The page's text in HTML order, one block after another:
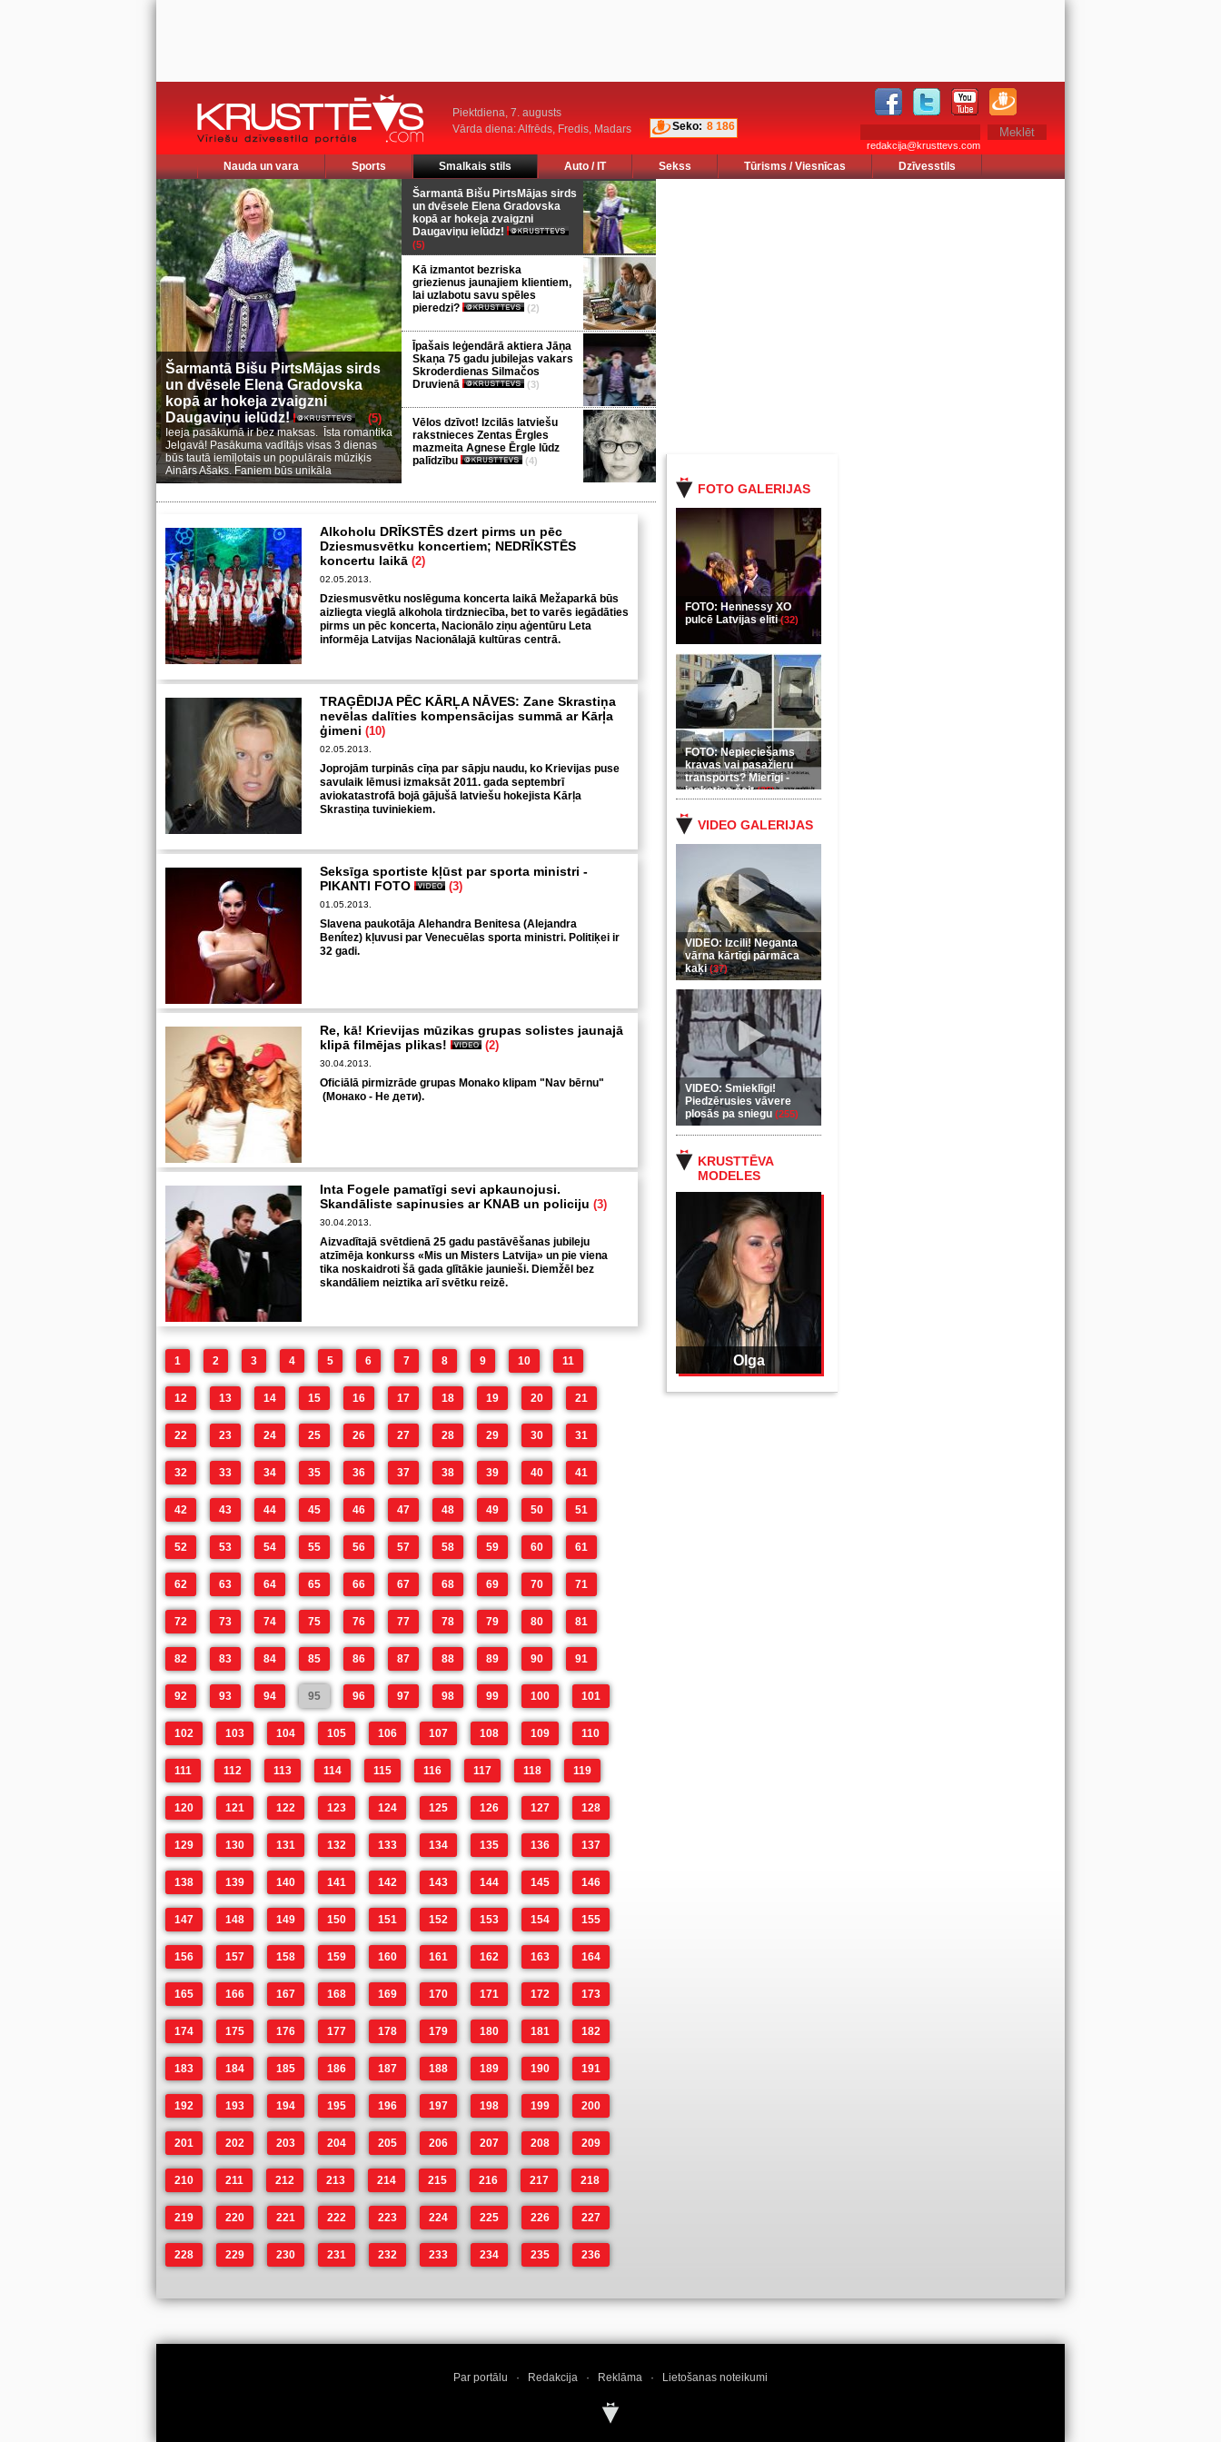
Piektdiena, 7. augusts
Vārda diena: Alfrēds, Fredis, Madars
Seko: 8 186
redakcija@krusttevs.com
Nauda un vara Sports Smalkais stils Auto / IT Sekss Tūrisms / Viesnīcas Dzīvesstils
FOTO GALERIJAS
FOTO: Hennessy XO
pulcē Latvijas eliti(32)
FOTO: Nepieciešams
kravas vai pasažieru
transports? Mierīgi -
ieskaties šeit(35)
VIDEO GALERIJAS
VIDEO: Izcili! Neganta
vārna kārtīgi pārmāca
kaķi(37)
VIDEO: Smieklīgi!
Piedzērusies vāvere
plosās pa sniegu (255)
KRUSTTĒVA
MODELES
Olga
Šarmantā Bišu PirtsMājas sirds
un dvēsele Elena Gradovska
kopā ar hokeja zvaigzni
Daugaviņu ielūdz!
(5)
Ieeja pasākumā ir bez maksas. Īsta romantika
Jelgavā! Pasākuma vadītājs visas 3 dienas
būs tautā iemīļotais un populārais mūziķis
Ainārs Ašaks. Faniem būs unikāla
Šarmantā Bišu PirtsMājas sirds
un dvēsele Elena Gradovska
kopā ar hokeja zvaigzni
Daugaviņu ielūdz!
(5)
Kā izmantot bezriska
griezienus jaunajiem klientiem,
lai uzlabotu savu spēles
pieredzi?
(2)
Īpašais leģendārā aktiera Jāņa
Skaņa 75 gadu jubilejas vakars
Skroderdienas Silmačos
Druvienā
(3)
Vēlos dzīvot! Izcilās latviešu
rakstnieces Zentas Ērgles
mazmeita Agnese Ērgle lūdz
palīdzību
(4)
Alkoholu DRĪKSTĒS dzert pirms un pēc
Dziesmusvētku koncertiem; NEDRĪKSTĒS
koncertu laikā (2)
02.05.2013.
Dziesmusvētku noslēguma koncerta laikā Mežaparkā būs
aizliegta vieglā alkohola tirdzniecība, bet to varēs iegādāties
pirms un pēc koncerta, Nacionālo ziņu aģentūru Leta
informēja Latvijas Nacionālajā kultūras centrā.
TRAĢĒDIJA PĒC KĀRĻA NĀVES: Zane Skrastiņa
nevēlas dalīties kompensācijas summā ar Kārļa
ģimeni (10)
02.05.2013.
Joprojām turpinās cīņa par sāpju naudu, ko Krievijas puse
savulaik lēmusi izmaksāt 2011. gada septembrī
aviokatastrofā bojā gājušā latviešu hokejista Kārļa
Skrastiņa tuviniekiem.
Seksīga sportiste kļūst par sporta ministri -
PIKANTI FOTO
(3)
01.05.2013.
Slavena paukotāja Alehandra Benitesa (Alejandra
Benítez) kļuvusi par Venecuēlas sporta ministri. Politiķei ir
32 gadi.
Re, kā! Krievijas mūzikas grupas solistes jaunajā
klipā filmējas plikas!
(2)
30.04.2013.
Oficiālā pirmizrāde grupas Monako klipam "Nav bērnu"
(Монако - Не дети).
Inta Fogele pamatīgi sevi apkaunojusi.
Skandāliste sapinusies ar KNAB un policiju (3)
30.04.2013.
Aizvadītajā svētdienā 25 gadu pastāvēšanas jubileju
atzīmēja konkurss «Mis un Misters Latvija» un pie viena
tika noskaidroti šā gada glītākie jaunieši. Diemžēl bez
skandāliem neiztika arī svētku reizē.
1 2 3 4 5 6 7 8 9 10 11
12 13 14 15 16 17 18 19 20 21
22 23 24 25 26 27 28 29 30 31
32 33 34 35 36 37 38 39 40 41
42 43 44 45 46 47 48 49 50 51
52 53 54 55 56 57 58 59 60 61
62 63 64 65 66 67 68 69 70 71
72 73 74 75 76 77 78 79 80 81
82 83 84 85 86 87 88 89 90 91
92 93 94 95 96 97 98 99 100 101
102 103 104 105 106 107 108 109 110
111 112 113 114 115 116 117 118 119
120 121 122 123 124 125 126 127 128
129 130 131 132 133 134 135 136 137
138 139 140 141 142 143 144 145 146
147 148 149 150 151 152 153 154 155
156 157 158 159 160 161 162 163 164
165 166 167 168 169 170 171 172 173
174 175 176 177 178 179 180 181 182
183 184 185 186 187 188 189 190 191
192 193 194 195 196 197 198 199 200
201 202 203 204 205 206 207 208 209
210 211 212 213 214 215 216 217 218
219 220 221 222 223 224 225 226 227
228 229 230 231 232 233 234 235 236
Par portālu · Redakcija · Reklāma · Lietošanas noteikumi